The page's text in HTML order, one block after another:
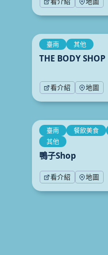
臺南 其他
THE BODY SHOP
看介紹 地圖
臺南 餐飲美食
其他
鴨子Shop
看介紹 地圖